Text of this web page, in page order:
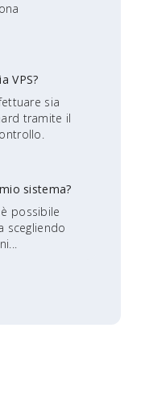
VPS?
sia
tramite il
sistema?
possibile
scegliendo